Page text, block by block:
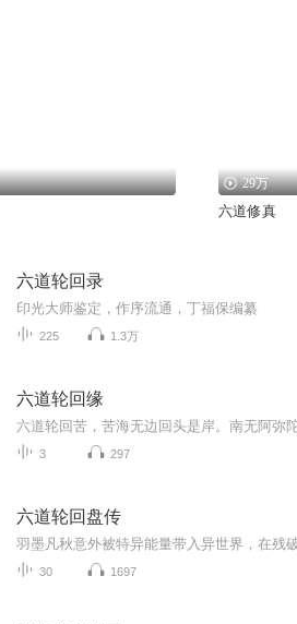
29万
六道修真
六道轮回录
印光大师鉴定，作序流通，丁福保编纂
225 1.3万
六道轮回缘
六道轮回苦，苦海无边回头是岸。南无阿弥
3 297
六道轮回盘传
30 1697